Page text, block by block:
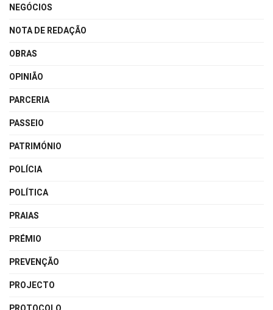
NEGÓCIOS
NOTA DE REDAÇÃO
OBRAS
OPINIÃO
PARCERIA
PASSEIO
PATRIMÓNIO
POLÍCIA
POLÍTICA
PRAIAS
PRÉMIO
PREVENÇÃO
PROJECTO